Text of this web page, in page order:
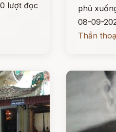
lượt đọc
phủ
08-09-
Thần